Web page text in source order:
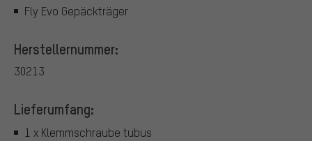
Fly Evo Gepäckträger
Herstellernummer:
30213
Lieferumfang:
1 x Klemmschraube tubus